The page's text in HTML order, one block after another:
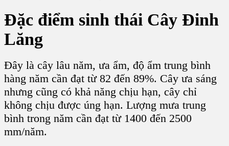
Đặc điểm sinh thái Cây Đinh
Lăng
Đây là cây lâu năm, ưa ẩm, độ ẩm trung bình
hàng năm cần đạt từ 82 đến 89%. Cây ưa sáng
nhưng cũng có khả năng chịu hạn, cây chỉ
không chịu được úng hạn. Lượng mưa trung
bình trong năm cần đạt từ 1400 đến 2500
mm/năm.